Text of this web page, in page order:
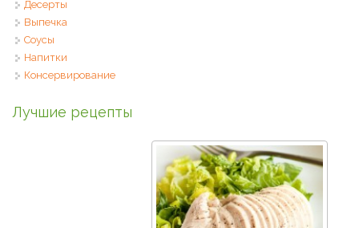
Десерты
Выпечка
Соусы
Напитки
Консервирование
Лучшие рецепты